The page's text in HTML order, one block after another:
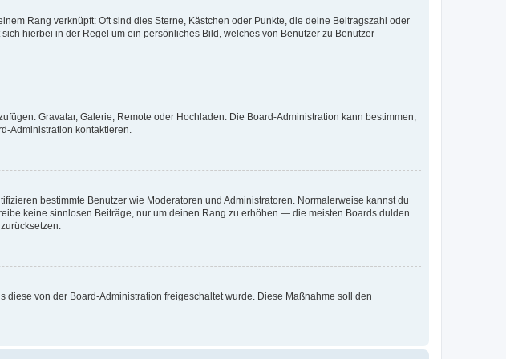
Rang verknüpft: Oft sind dies Sterne, Kästchen oder Punkte, die deine Beitragszahl oder
hierbei in der Regel um ein persönliches Bild, welches von Benutzer zu Benutzer
Gravatar, Galerie, Remote oder Hochladen. Die Board-Administration kann bestimmen,
Administration kontaktieren.
bestimmte Benutzer wie Moderatoren und Administratoren. Normalerweise kannst du
keine sinnlosen Beiträge, nur um deinen Rang zu erhöhen — die meisten Boards dulden
von der Board-Administration freigeschaltet wurde. Diese Maßnahme soll den